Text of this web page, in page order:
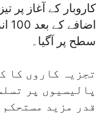
سطح پر آگیا۔
تجزیہ کاروں کا
پالیسیوں پر
قدر مزید